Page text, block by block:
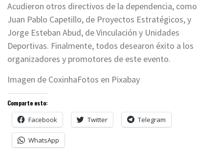
Acudieron otros directivos de la dependencia, como
Juan Pablo Capetillo, de Proyectos Estratégicos, y
Jorge Esteban Abud, de Vinculación y Unidades
Deportivas. Finalmente, todos desearon éxito a los
organizadores y promotores de este evento.
Imagen de CoxinhaFotos en Pixabay
Comparte esto:
Facebook Twitter Telegram
WhatsApp